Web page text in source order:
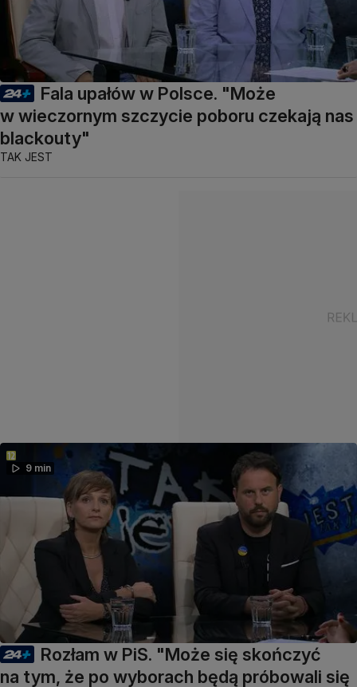
Fala upałów w Polsce. "Może
w wieczornym szczycie poboru czekają nas
blackouty"
TAK JEST
9 min
Rozłam w PiS. "Może się skończyć
na tym, że po wyborach będą próbowali się